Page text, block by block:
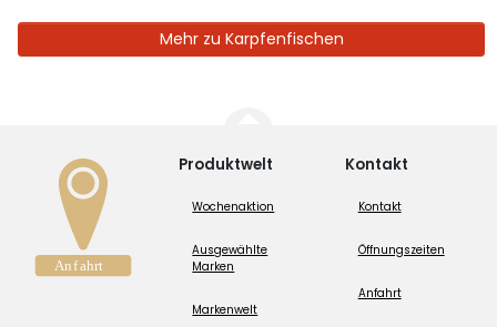
Mehr zu Karpfenfischen
Produktwelt
Wochenaktion
Ausgewählte
Marken
Markenwelt
Kontakt
Kontakt
Öffnungszeiten
Anfahrt